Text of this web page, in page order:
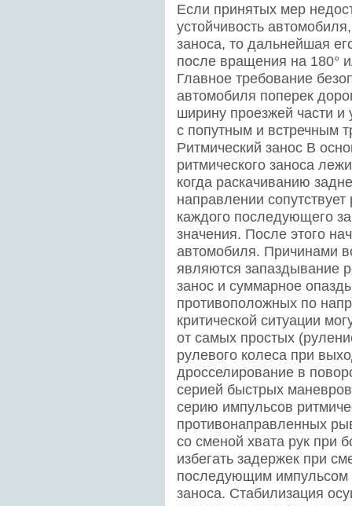
Если принятых мер
устойчивость
заноса, то дальнейшая
после вращения на 180°
Главное требование
автомобиля поперек
ширину проезжей части и
с попутным и встречным
Ритмический занос В
ритмического заноса
когда раскачиванию
направлении
каждого последующего
значения. После этого
автомобиля. Причинами
являются запаздывание
занос и суммарное
противоположных по
критической ситуации
от самых простых
рулевого колеса при
дросселирование в
серией быстрых
серию импульсов
противонаправленных
со сменой хвата рук при
избегать задержек при
последующим импульсом
заноса. Стабилизация